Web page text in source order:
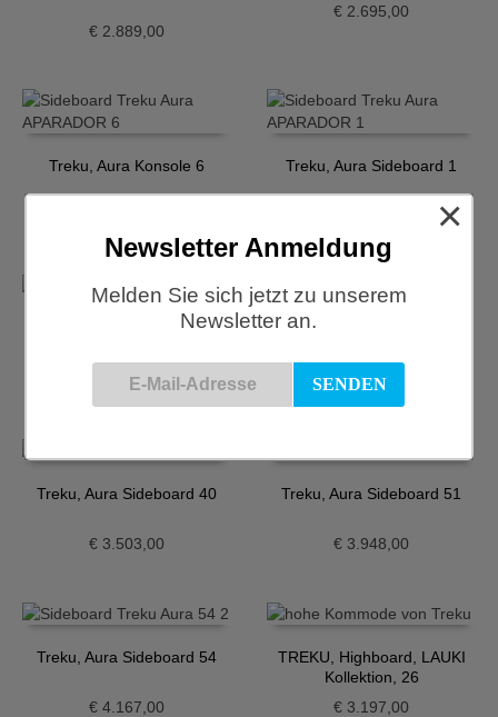
€2.889,00
€ 2.695,00
Treku, Aura Konsole 6 Treku, Aura Sideboard 1
Treku, Aura Sideboard 23
4.038,00
Treku, Aura Sideboard 37
€5.403,00
Treku, Aura Sideboard 40
€3.503,00
Treku, Aura Sideboard 51
€ 3.948,00
Treku, Aura Sideboard 54
€4.167,00
TREKU, Highboard, LAUKI
Kollektion, 26
€ 3.197,00
Newsletter Anmeldung
Melden Sie sich jetzt zu unserem
Newsletter an.
×